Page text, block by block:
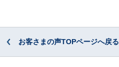
お客さまの声TOPページへ戻る